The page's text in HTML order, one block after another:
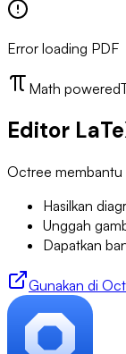
Error loading PDF
Math powered
Editor
Octree membantu
Hasilkan
Unggah
Dapatkan
Gunakan di